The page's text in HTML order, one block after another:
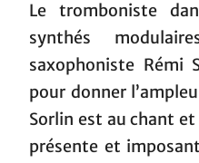
Le tromboniste
synthés
saxophoniste Rémi
pour donner
Sorlin est au chant
présente et